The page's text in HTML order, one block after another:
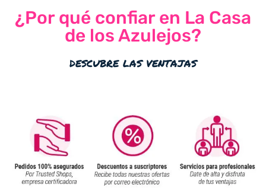
¿Por qué confiar en La Casa
de los Azulejos?
descubre las ventajas